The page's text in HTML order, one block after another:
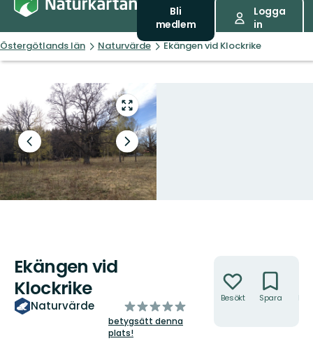
Bli
medlem
Logga
in
Östergötlands län Naturvärde Ekängen vid Klockrike
Gå
till
helskärmsläge
Föregående
bild
Nästa
bildspel
Ekängen vid
Klockrike
Naturvärde
av
5
stjärnor
betygsätt denna
plats!
Besökt Spara